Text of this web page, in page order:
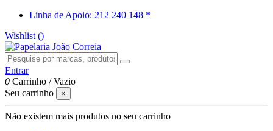
Linha de Apoio: 212 240 148 *
Wishlist ()
Entrar
0 Carrinho /Vazio
Seu carrinho
×
Não existem mais produtos no seu carrinho